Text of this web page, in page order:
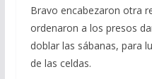
Bravo encabezaron otra
ordenaron a los presos
doblar las sábanas, para
de las celdas.